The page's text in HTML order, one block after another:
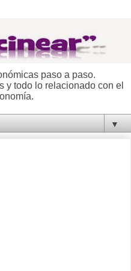
paso a paso.
y todo lo relacionado con el
▼